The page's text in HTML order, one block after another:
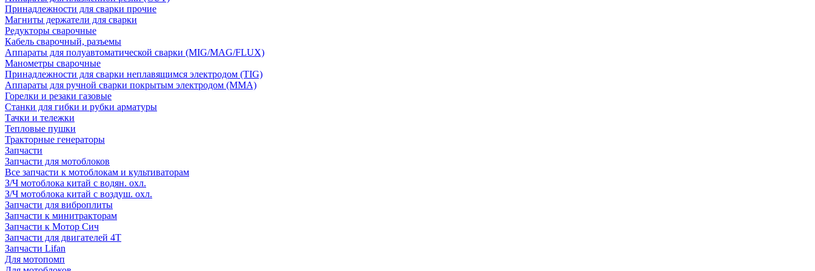
Принадлежности для сварки прочие
Магниты держатели для сварки
Редукторы сварочные
Кабель сварочный, разъемы
Аппараты для полуавтоматической сварки (MIG/MAG/FLUX)
Манометры сварочные
Принадлежности для сварки неплавящимся электродом (TIG)
Аппараты для ручной сварки покрытым электродом (MMA)
Горелки и резаки газовые
Станки для гибки и рубки арматуры
Тачки и тележки
Тепловые пушки
Тракторные генераторы
Запчасти
Запчасти для мотоблоков
Все запчасти к мотоблокам и культиваторам
З/Ч мотоблока китай с водян. охл.
З/Ч мотоблока китай с воздуш. охл.
Запчасти для виброплиты
Запчасти к минитракторам
Запчасти к Мотор Сич
Запчасти для двигателей 4Т
Запчасти Lifan
Для мотопомп